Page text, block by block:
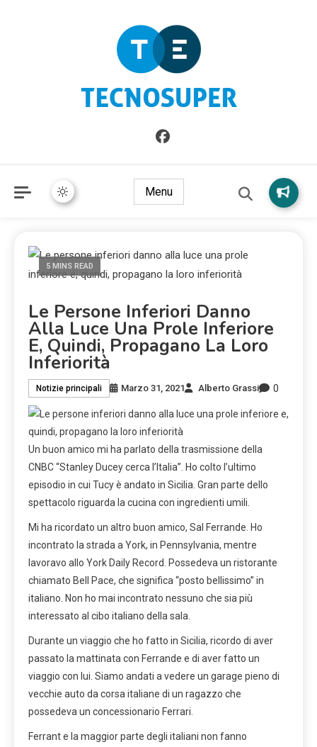
TecnoSuper.net
Informazioni sull'Italia. Seleziona gli argomenti di cui vuoi
saperne di più
Menu
5 MINS READ
Le Persone Inferiori Danno
Alla Luce Una Prole Inferiore
E, Quindi, Propagano La Loro
Inferiorità
Notizie principali Marzo 31, 2021 Alberto Grassi 0
Un buon amico mi ha parlato della trasmissione della
CNBC “Stanley Ducey cerca l’Italia”. Ho colto l’ultimo
episodio in cui Tucy è andato in Sicilia. Gran parte dello
spettacolo riguarda la cucina con ingredienti umili.
Mi ha ricordato un altro buon amico, Sal Ferrande. Ho
incontrato la strada a York, in Pennsylvania, mentre
lavoravo allo York Daily Record. Possedeva un ristorante
chiamato Bell Pace, che significa “posto bellissimo” in
italiano. Non ho mai incontrato nessuno che sia più
interessato al cibo italiano della sala.
Durante un viaggio che ho fatto in Sicilia, ricordo di aver
passato la mattinata con Ferrande e di aver fatto un
viaggio con lui. Siamo andati a vedere un garage pieno di
vecchie auto da corsa italiane di un ragazzo che
possedeva un concessionario Ferrari.
Ferrant e la maggior parte degli italiani non fanno